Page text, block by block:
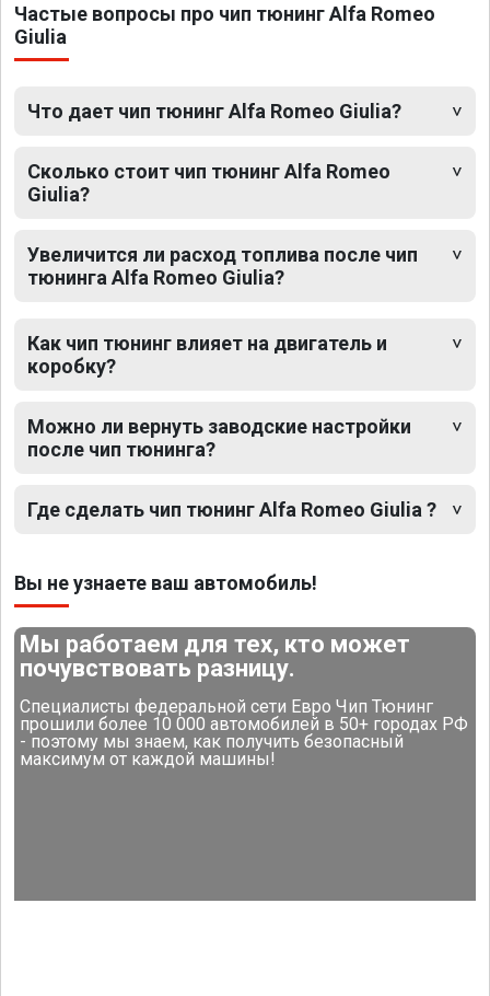
Частые вопросы про чип тюнинг Alfa Romeo
Giulia
Что дает чип тюнинг Alfa Romeo Giulia?
Сколько стоит чип тюнинг Alfa Romeo
Giulia?
Увеличится ли расход топлива после чип
тюнинга Alfa Romeo Giulia?
Как чип тюнинг влияет на двигатель и
коробку?
Можно ли вернуть заводские настройки
после чип тюнинга?
Где сделать чип тюнинг Alfa Romeo Giulia ?
Вы не узнаете ваш автомобиль!
Мы работаем для тех, кто может
почувствовать разницу.
Специалисты федеральной сети Евро Чип Тюнинг
прошили более 10 000 автомобилей в 50+ городах РФ
- поэтому мы знаем, как получить безопасный
максимум от каждой машины!